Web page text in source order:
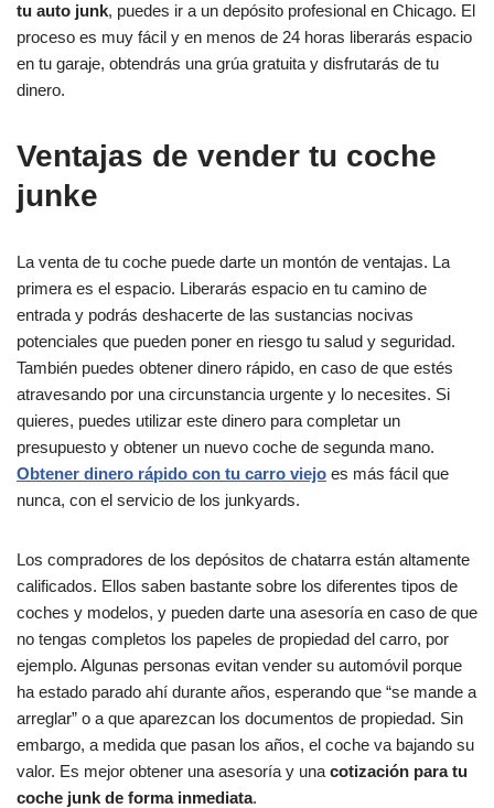
tu auto junk, puedes ir a un depósito profesional en Chicago. El
proceso es muy fácil y en menos de 24 horas liberarás espacio
en tu garaje, obtendrás una grúa gratuita y disfrutarás de tu
dinero.
Ventajas de vender tu coche
junke
La venta de tu coche puede darte un montón de ventajas. La
primera es el espacio. Liberarás espacio en tu camino de
entrada y podrás deshacerte de las sustancias nocivas
potenciales que pueden poner en riesgo tu salud y seguridad.
También puedes obtener dinero rápido, en caso de que estés
atravesando por una circunstancia urgente y lo necesites. Si
quieres, puedes utilizar este dinero para completar un
presupuesto y obtener un nuevo coche de segunda mano.
Obtener dinero rápido con tu carro viejo es más fácil que
nunca, con el servicio de los junkyards.
Los compradores de los depósitos de chatarra están altamente
calificados. Ellos saben bastante sobre los diferentes tipos de
coches y modelos, y pueden darte una asesoría en caso de que
no tengas completos los papeles de propiedad del carro, por
ejemplo. Algunas personas evitan vender su automóvil porque
ha estado parado ahí durante años, esperando que “se mande a
arreglar” o a que aparezcan los documentos de propiedad. Sin
embargo, a medida que pasan los años, el coche va bajando su
valor. Es mejor obtener una asesoría y una cotización para tu
coche junk de forma inmediata.